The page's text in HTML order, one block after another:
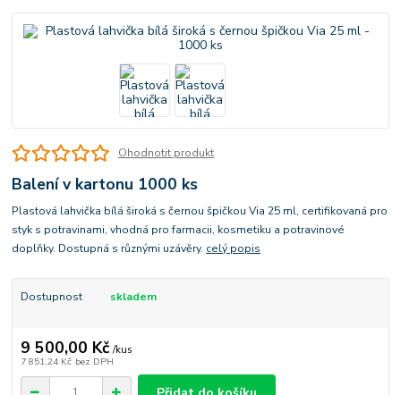
Ohodnotit produkt
Balení v kartonu 1000 ks
Plastová lahvička bílá široká s černou špičkou Via 25 ml, certifikovaná pro
styk s potravinami, vhodná pro farmacii, kosmetiku a potravinové
doplňky. Dostupná s různými uzávěry. celý popis
Dostupnost skladem
9 500,00 Kč /kus
7 851,24 Kč bez DPH